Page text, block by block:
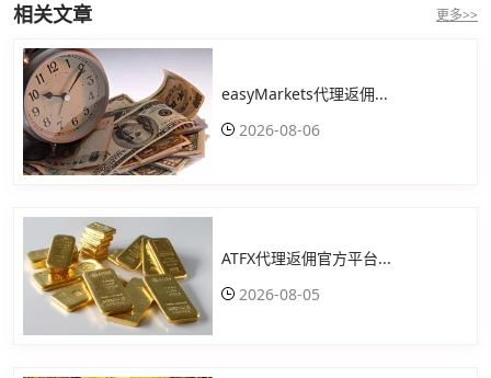
相关文章 更多>>
easyMarkets代理返佣...
2026-08-06
ATFX代理返佣官方平台...
2026-08-05